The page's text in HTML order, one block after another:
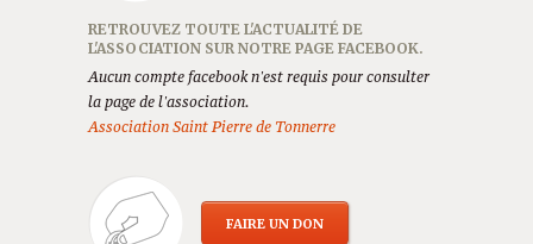
RETROUVEZ TOUTE L'ACTUALITÉ DE
L'ASSOCIATION SUR NOTRE PAGE FACEBOOK.
Aucun compte facebook n'est requis pour consulter
la page de l'association.
Association Saint Pierre de Tonnerre
FAIRE UN DON